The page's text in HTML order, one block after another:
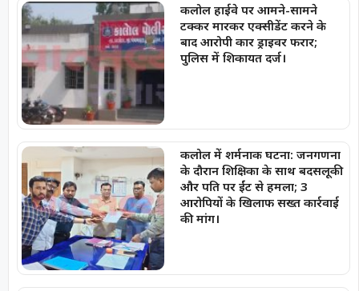
कलोल हाईवे पर आमने-सामने
टक्कर मारकर एक्सीडेंट करने के
बाद आरोपी कार ड्राइवर फरार;
पुलिस में शिकायत दर्ज।
कलोल में शर्मनाक घटना: जनगणना
के दौरान शिक्षिका के साथ बदसलूकी
और पति पर ईंट से हमला; 3
आरोपियों के खिलाफ सख्त कार्रवाई
की मांग।